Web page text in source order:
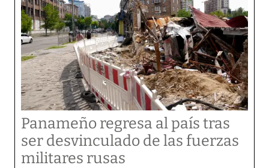
Panameño regresa al país tras
ser desvinculado de las fuerzas
militares rusas